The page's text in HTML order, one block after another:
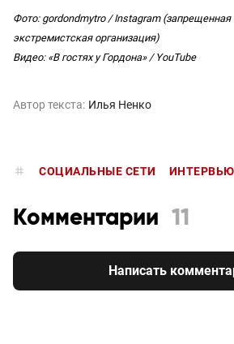
Фото: gordondmytro / Instagram (запрещенная
экстремистская организация)
Видео: «В гостях у Гордона» / YouTube
Автор текста: Илья Ненко
СОЦИАЛЬНЫЕ СЕТИ ИНТЕРВЬЮ
Комментарии 11
Написать